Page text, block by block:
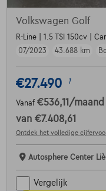
Volkswagen Golf
R-Line | 1.5 TSI 150cv |
07/2023
43.688 km
€27.490 1
Vanaf €536,11 /maand
van €7.408,61
Ontdek het volledige
Autosphere Center
Vergelijk